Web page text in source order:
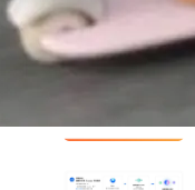
、业
个文
统的
仅能
语义
体在
活腾
核心
司AI
架构
群迁
移
登录
，但
暗面
、M
显